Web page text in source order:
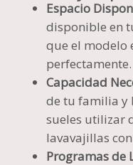
Espacio
disponible en
que el modelo
perfectamente.
Capacidad
de tu familia y
sueles utilizar
lavavajillas
Programas de